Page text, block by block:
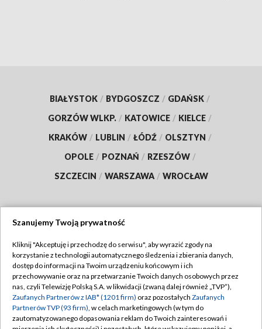
BIAŁYSTOK / BYDGOSZCZ / GDAŃSK /
GORZÓW WLKP. / KATOWICE / KIELCE /
KRAKÓW / LUBLIN / ŁÓDŹ / OLSZTYN /
OPOLE / POZNAŃ / RZESZÓW /
SZCZECIN / WARSZAWA / WROCŁAW
TVP
Abonament TVP
Emisja w TVP
Centrum informacji TVP
Regulamin TVP
Polityka prywatności
Moje zgody
Szanujemy Twoją prywatność
Kliknij "Akceptuję i przechodzę do serwisu", aby wyrazić zgody na
korzystanie z technologii automatycznego śledzenia i zbierania danych,
dostęp do informacji na Twoim urządzeniu końcowym i ich
przechowywanie oraz na przetwarzanie Twoich danych osobowych przez
nas, czyli Telewizję Polską S.A. w likwidacji (zwaną dalej również „TVP”),
Zaufanych Partnerów z IAB* (1201 firm) oraz pozostałych Zaufanych
Partnerów TVP (93 firm), w celach marketingowych (w tym do
zautomatyzowanego dopasowania reklam do Twoich zainteresowań i